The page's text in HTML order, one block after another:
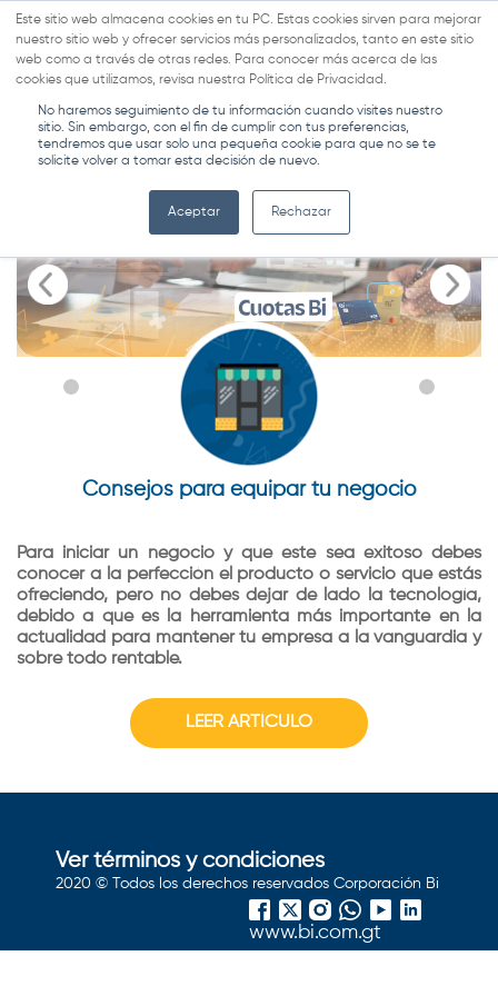
Este sitio web almacena cookies en tu PC. Estas cookies sirven para mejorar
nuestro sitio web y ofrecer servicios más personalizados, tanto en este sitio
web como a través de otras redes. Para conocer más acerca de las
cookies que utilizamos, revisa nuestra Política de Privacidad.
No haremos seguimiento de tu información cuando visites nuestro
sitio. Sin embargo, con el fin de cumplir con tus preferencias,
tendremos que usar solo una pequeña cookie para que no se te
solicite volver a tomar esta decisión de nuevo.
Aceptar Rechazar
MENÚ
BLOG CUOTAS BI.
5 consejos para renovar tu empresa
fortalecer las estrategias empresariales y adaptarse
mejor a los nuevos retos que vienen cada día.
LEER ARTÍCULO
Consejos para equipar tu negocio
Para iniciar un negocio y que este sea exitoso debes
conocer a la perfección el producto o servicio que estás
ofreciendo, pero no debes dejar de lado la tecnología,
debido a que es la herramienta más importante en la
actualidad para mantener tu empresa a la vanguardia y
sobre todo rentable.
LEER ARTÍCULO
¡Hola a las cosas nuevas! Renueva tu línea
blanca con estos tips
porque está altamente relacionado con el consumo de
energía. ¿Tus recibos de luz continúan elevados a pesar
de que has seguido los consejos de expertos? Cambiar
los electrodomésticos podría ser la solución. ¡Sigue estos
tips!
LEER ARTÍCULO
5 recomendaciones para renovar las estancias
de tu casa
ciertos aspectos que debes tomar en cuenta. Primero
debes tener una visión clara de lo que deseas, establecer
prioridades sobre qué estancia cambiarás primero para
llevar un orden. Estas son nuestras 5 recomendaciones:
Ver términos y condiciones
2020 © Todos los derechos reservados Corporación Bi
www.bi.com.gt